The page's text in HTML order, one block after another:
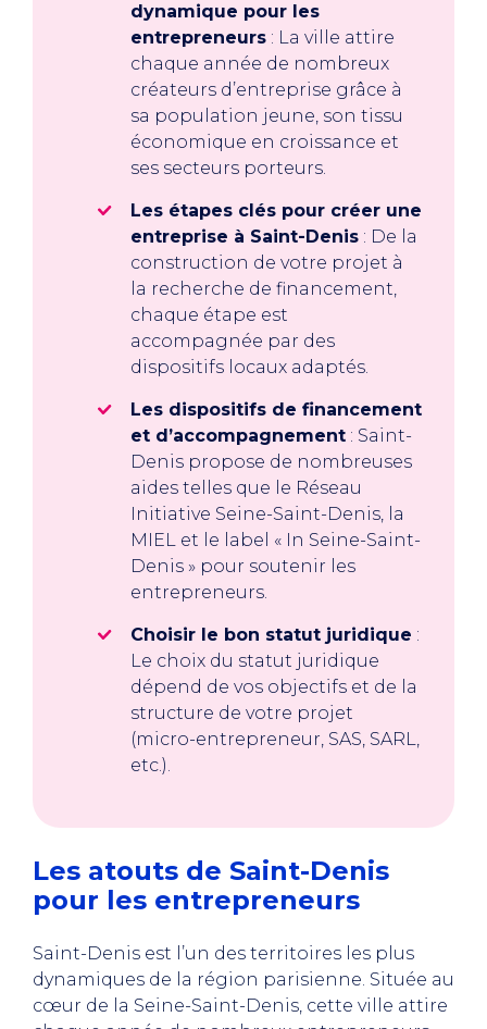
dynamique pour les
entrepreneurs : La ville attire
chaque année de nombreux
créateurs d’entreprise grâce à
sa population jeune, son tissu
économique en croissance et
ses secteurs porteurs.
Les étapes clés pour créer une
entreprise à Saint-Denis : De la
construction de votre projet à
la recherche de financement,
chaque étape est
accompagnée par des
dispositifs locaux adaptés.
Les dispositifs de financement
et d’accompagnement : Saint-
Denis propose de nombreuses
aides telles que le Réseau
Initiative Seine-Saint-Denis, la
MIEL et le label « In Seine-Saint-
Denis » pour soutenir les
entrepreneurs.
Choisir le bon statut juridique :
Le choix du statut juridique
dépend de vos objectifs et de la
structure de votre projet
(micro-entrepreneur, SAS, SARL,
etc.).
Les atouts de Saint-Denis
pour les entrepreneurs
Saint-Denis est l’un des territoires les plus
dynamiques de la région parisienne. Située au
cœur de la Seine-Saint-Denis, cette ville attire